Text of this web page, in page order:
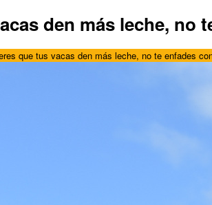
den más leche, no
que tus vacas den más leche, no te enfades